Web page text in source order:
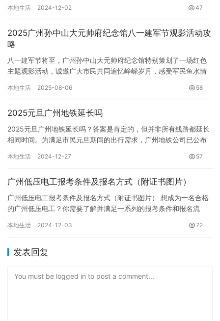
本地生活 2024-12-02 47
2025广州孙中山大元帅府纪念馆八一建军节观影活动攻
略
八一建军节将至，广州孙中山大元帅府纪念馆特别策划了一场红色
主题观影活动，诚邀广大市民共同追忆峥嵘岁月，感受军民鱼水情
上…
本地生活 2025-08-06 58
2025元旦广州地铁延长吗
2025元旦广州地铁延长吗？答案是肯定的，但并非所有线路都延长
相同时间。为满足市民元旦期间的出行需求，广州地铁公司已公布
本地生活 2024-12-27 57
广州低压电工报考条件及报名方式（附证书图片）
广州低压电工报考条件及报名方式（附证书图片） 想成为一名合格
的广州低压电工？你需要了解并满足一系列的报考条件和报名流
步骤，…
本地生活 2024-12-03 72
发表回复
You must be logged in to post a comment...